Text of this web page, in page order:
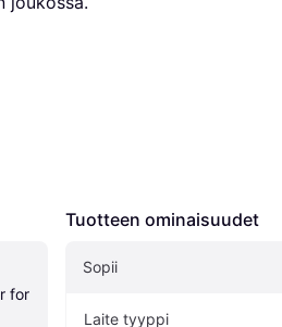
for
Tuotteen ominaisuudet
Sopii
Laite tyyppi